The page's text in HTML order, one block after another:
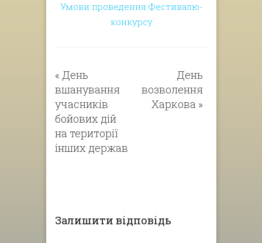
Умови проведення Фестивалю-
конкурсу
« День
вшанування
учасників
бойових дій
на території
інших держав
День
возволення
Харкова »
Залишити відповідь